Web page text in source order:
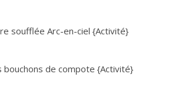
soufflée Arc-en-ciel {Activité}
bouchons de compote {Activité}